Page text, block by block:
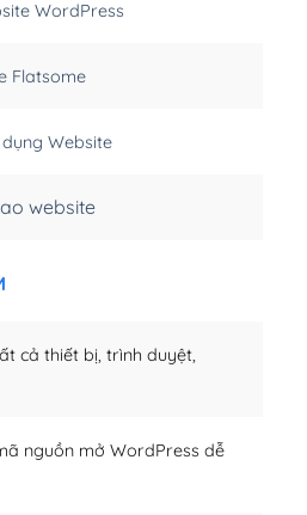
WordPress
Flatsome
Website
website
cả thiết bị, trình duyệt,
nguồn mở WordPress dễ